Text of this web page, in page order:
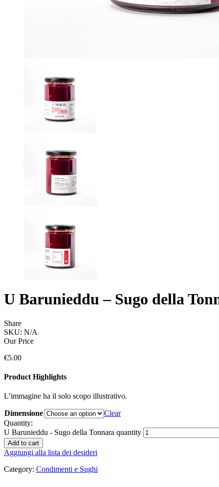
U Barunieddu – Sugo della
Share
SKU: N/A
Our Price
€5.00
Product Highlights
L’immagine ha il solo scopo illustrativo.
Dimensione
Clear
Quantity:
U Barunieddu - Sugo della Tonnara quantity
Add to cart
Aggiungi alla lista dei desideri
Category: Condimenti e Sughi